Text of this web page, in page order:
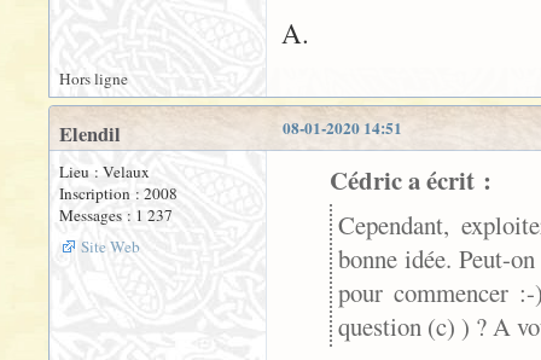
A.
Hors ligne
08-01-2020 14:51
Elendil
Lieu : Velaux
Inscription : 2008
Messages : 1 237
Site Web
Cédric a écrit :
Cependant,
bonne idée. Peut-
pour commencer
question (c) ) ? A